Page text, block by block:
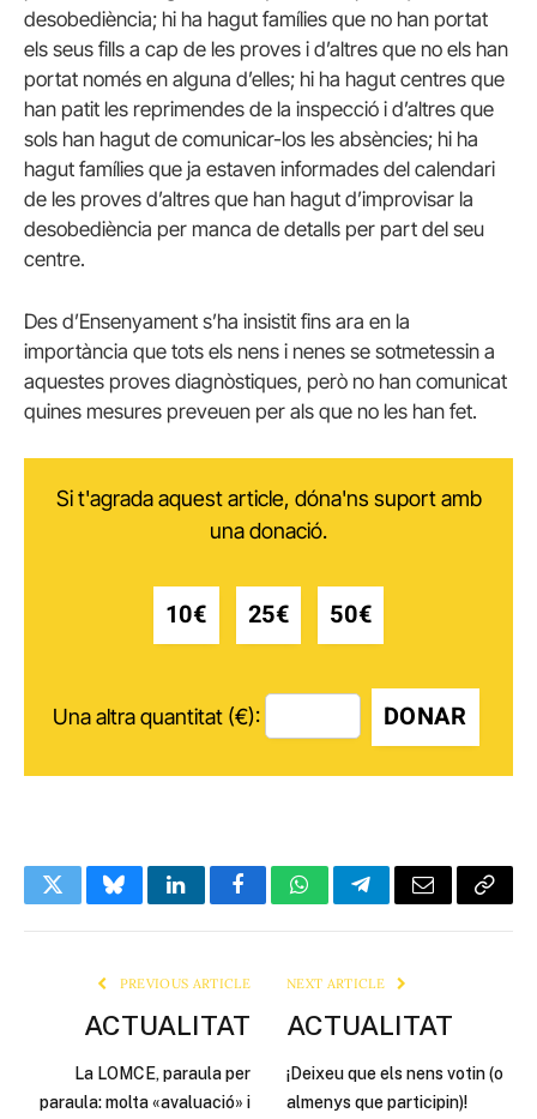
desobediència; hi ha hagut famílies que no han portat
els seus fills a cap de les proves i d’altres que no els han
portat només en alguna d’elles; hi ha hagut centres que
han patit les reprimendes de la inspecció i d’altres que
sols han hagut de comunicar-los les absències; hi ha
hagut famílies que ja estaven informades del calendari
de les proves d’altres que han hagut d’improvisar la
desobediència per manca de detalls per part del seu
centre.
Des d’Ensenyament s’ha insistit fins ara en la
importància que tots els nens i nenes se sotmetessin a
aquestes proves diagnòstiques, però no han comunicat
quines mesures preveuen per als que no les han fet.
Si t'agrada aquest article, dóna'ns suport amb
una donació.
10€ 25€ 50€
Una altra quantitat (€): DONAR
TwitterBlueskyLinkedInFacebookWhatsAppTelegramEmail Copy
PREVIOUS ARTICLE
ACTUALITAT
La LOMCE, paraula per
paraula: molta «avaluació» i
NEXT ARTICLE
ACTUALITAT
¡Deixeu que els nens votin (o
almenys que participin)!